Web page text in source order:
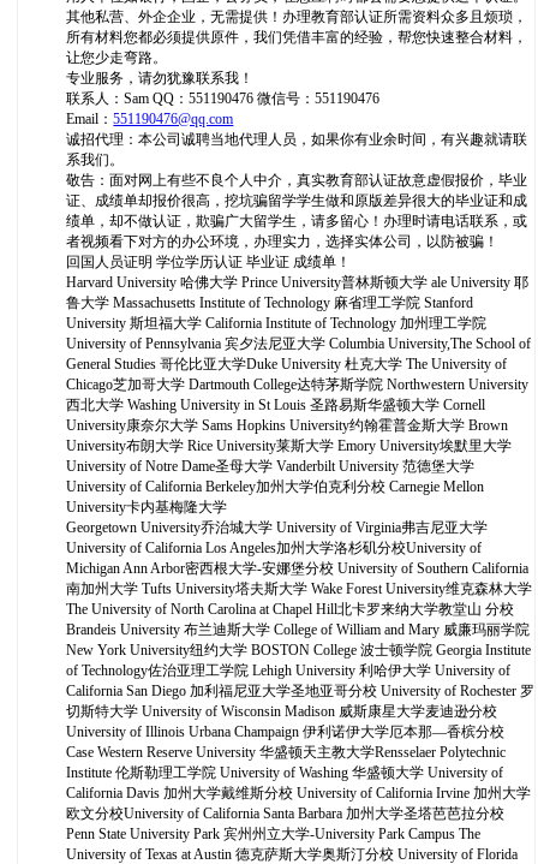
其他私营、外企企业，无需提供！办理教育部认证所需资料众多且烦琐，
所有材料您都必须提供原件，我们凭借丰富的经验，帮您快速整合材料，
让您少走弯路。
专业服务，请勿犹豫联系我！
联系人：Sam QQ：551190476 微信号：551190476
Email：551190476@qq.com
诚招代理：本公司诚聘当地代理人员，如果你有业余时间，有兴趣就请联
系我们。
敬告：面对网上有些不良个人中介，真实教育部认证故意虚假报价，毕业
证、成绩单却报价很高，挖坑骗留学学生做和原版差异很大的毕业证和成
绩单，却不做认证，欺骗广大留学生，请多留心！办理时请电话联系，或
者视频看下对方的办公环境，办理实力，选择实体公司，以防被骗！
回国人员证明 学位学历认证 毕业证 成绩单！
Harvard University 哈佛大学 Prince University普林斯顿大学 ale University 耶
鲁大学 Massachusetts Institute of Technology 麻省理工学院 Stanford
University 斯坦福大学 California Institute of Technology 加州理工学院
University of Pennsylvania 宾夕法尼亚大学 Columbia University,The School of
General Studies 哥伦比亚大学Duke University 杜克大学 The University of
Chicago芝加哥大学 Dartmouth College达特茅斯学院 Northwestern University
西北大学 Washing University in St Louis 圣路易斯华盛顿大学 Cornell
University康奈尔大学 Sams Hopkins University约翰霍普金斯大学 Brown
University布朗大学 Rice University莱斯大学 Emory University埃默里大学
University of Notre Dame圣母大学 Vanderbilt University 范德堡大学
University of California Berkeley加州大学伯克利分校 Carnegie Mellon
University卡内基梅隆大学
Georgetown University乔治城大学 University of Virginia弗吉尼亚大学
University of California Los Angeles加州大学洛杉矶分校University of
Michigan Ann Arbor密西根大学-安娜堡分校 University of Southern California
南加州大学 Tufts University塔夫斯大学 Wake Forest University维克森林大学
The University of North Carolina at Chapel Hill北卡罗来纳大学教堂山 分校
Brandeis University 布兰迪斯大学 College of William and Mary 威廉玛丽学院
New York University纽约大学 BOSTON College 波士顿学院 Georgia Institute
of Technology佐治亚理工学院 Lehigh University 利哈伊大学 University of
California San Diego 加利福尼亚大学圣地亚哥分校 University of Rochester 罗
切斯特大学 University of Wisconsin Madison 威斯康星大学麦迪逊分校
University of Illinois Urbana Champaign 伊利诺伊大学厄本那—香槟分校
Case Western Reserve University 华盛顿天主教大学Rensselaer Polytechnic
Institute 伦斯勒理工学院 University of Washing 华盛顿大学 University of
California Davis 加州大学戴维斯分校 University of California Irvine 加州大学
欧文分校University of California Santa Barbara 加州大学圣塔芭芭拉分校
Penn State University Park 宾州州立大学-University Park Campus The
University of Texas at Austin 德克萨斯大学奥斯汀分校 University of Florida